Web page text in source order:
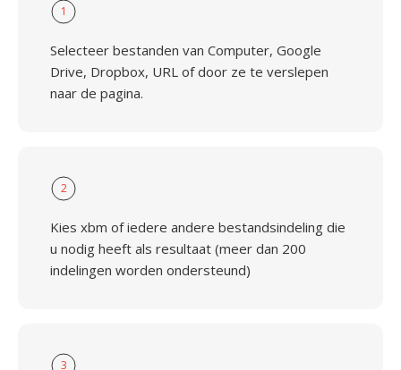
1
Selecteer bestanden van Computer, Google
Drive, Dropbox, URL of door ze te verslepen
naar de pagina.
2
Kies xbm of iedere andere bestandsindeling die
u nodig heeft als resultaat (meer dan 200
indelingen worden ondersteund)
3